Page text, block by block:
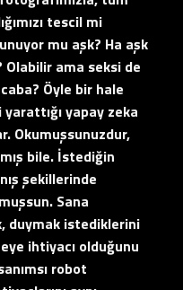
tescil mi
mu aşk? Ha aşk
Olabilir ama seksi de
Öyle bir hale
yapay zeka
Okumuşsunuzdur,
bile. İstediğin
şekillerinde
Sana
duymak istediklerini
ihtiyacı olduğunu
robot